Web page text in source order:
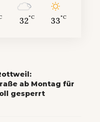
32°C 33°C
ab Montag für
gesperrt